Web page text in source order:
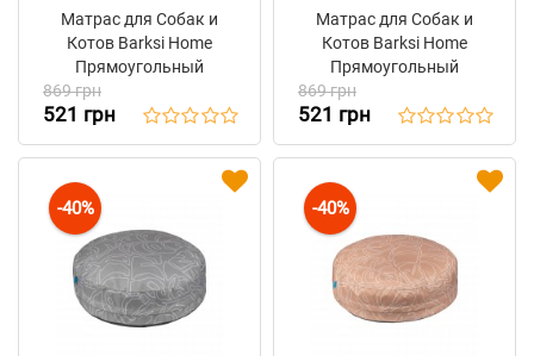
Матрас для Собак и
Котов Barksi Home
Прямоугольный
Геометрия Серый
869 грн
521 грн
Матрас для Собак и
Котов Barksi Home
Прямоугольный
Геометрия Зелёный
869 грн
521 грн
-40% -40%